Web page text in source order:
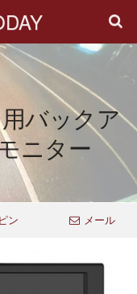
バックア
ニター
ピン メール